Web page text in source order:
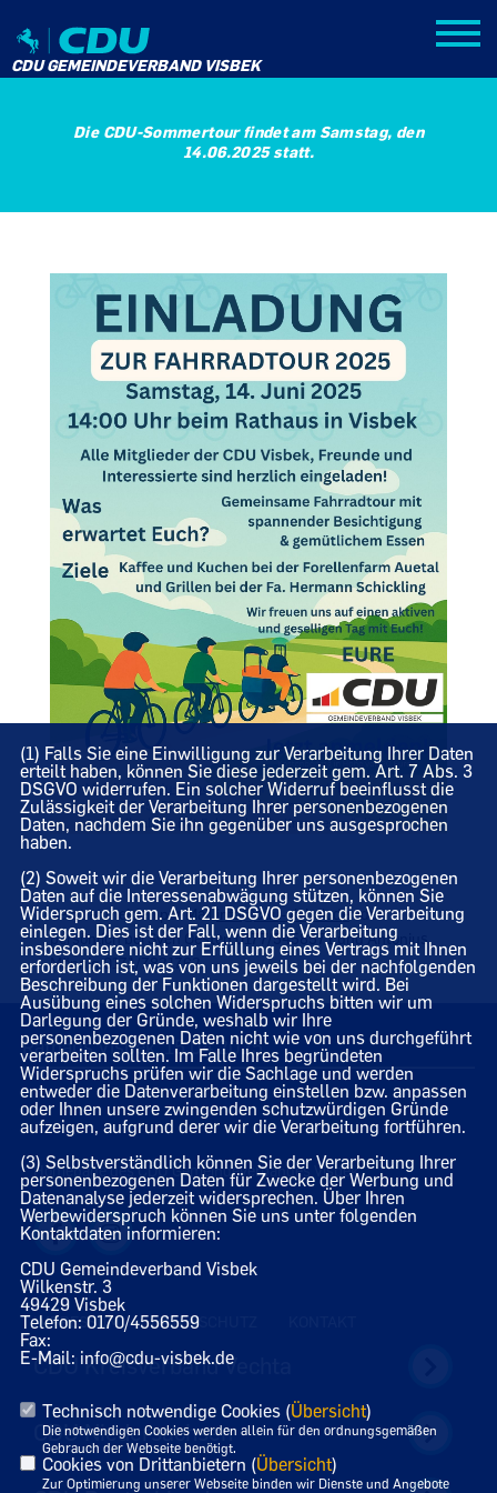
CDU GEMEINDEVERBAND VISBEK
Die CDU-Sommertour findet am Samstag, den
14.06.2025 statt.
Jetzt anmelden per Mailinfo@cdu-visbek.deoder
persönlich bei Sven Oesten 0177/5458571 und Antonius
Mönnig 0171/7821762
Rathaus Visbek, 15.04.2025
Homepage des CDU Gemeindeverbandes Visbek
IMPRESSUM DATENSCHUTZ
CDU Kreisverband Vechta
CDU Niedersachsen
(1) Falls Sie eine Einwilligung zur Verarbeitung Ihrer Daten
erteilt haben, können Sie diese jederzeit gem. Art. 7 Abs. 3
DSGVO widerrufen. Ein solcher Widerruf beeinflusst die
Zulässigkeit der Verarbeitung Ihrer personenbezogenen
Daten, nachdem Sie ihn gegenüber uns ausgesprochen
haben.
(2) Soweit wir die Verarbeitung Ihrer personenbezogenen
Daten auf die Interessenabwägung stützen, können Sie
Widerspruch gem. Art. 21 DSGVO gegen die Verarbeitung
einlegen. Dies ist der Fall, wenn die Verarbeitung
insbesondere nicht zur Erfüllung eines Vertrags mit Ihnen
erforderlich ist, was von uns jeweils bei der nachfolgenden
Beschreibung der Funktionen dargestellt wird. Bei
Ausübung eines solchen Widerspruchs bitten wir um
Darlegung der Gründe, weshalb wir Ihre
personenbezogenen Daten nicht wie von uns durchgeführt
verarbeiten sollten. Im Falle Ihres begründeten
Widerspruchs prüfen wir die Sachlage und werden
entweder die Datenverarbeitung einstellen bzw. anpassen
oder Ihnen unsere zwingenden schutzwürdigen Gründe
aufzeigen, aufgrund derer wir die Verarbeitung fortführen.
(3) Selbstverständlich können Sie der Verarbeitung Ihrer
personenbezogenen Daten für Zwecke der Werbung und
Datenanalyse jederzeit widersprechen. Über Ihren
Werbewiderspruch können Sie uns unter folgenden
Kontaktdaten informieren:
CDU Gemeindeverband Visbek
Wilkenstr. 3
49429 Visbek
Telefon: 0170/4556559
Fax:
E-Mail: info@cdu-visbek.de
Technisch notwendige Cookies (Übersicht)
Die notwendigen Cookies werden allein für den ordnungsgemäßen
Gebrauch der Webseite benötigt.
Cookies von Drittanbietern (Übersicht)
Zur Optimierung unserer Webseite binden wir Dienste und Angebote